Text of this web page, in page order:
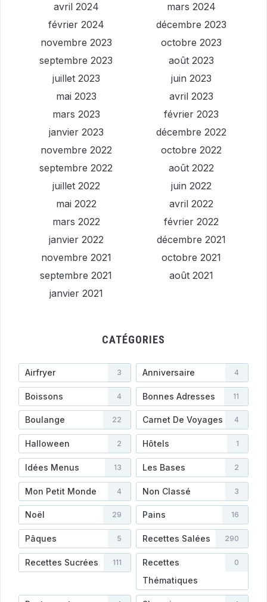
avril 2024
mars 2024
février 2024
décembre 2023
novembre 2023
octobre 2023
septembre 2023
août 2023
juillet 2023
juin 2023
mai 2023
avril 2023
mars 2023
février 2023
janvier 2023
décembre 2022
novembre 2022
octobre 2022
septembre 2022
août 2022
juillet 2022
juin 2022
mai 2022
avril 2022
mars 2022
février 2022
janvier 2022
décembre 2021
novembre 2021
octobre 2021
septembre 2021
août 2021
janvier 2021
CATÉGORIES
Airfryer 3 Anniversaire 4
Boissons 4 Bonnes Adresses 11
Boulange 22 Carnet De Voyages 4
Halloween 2 Hôtels 1
Idées Menus 13 Les Bases 2
Mon Petit Monde 4 Non Classé 3
Noël 29 Pains 16
Pâques 5 Recettes Salées 290
Recettes Sucrées 111
Recettes
Thématiques
0